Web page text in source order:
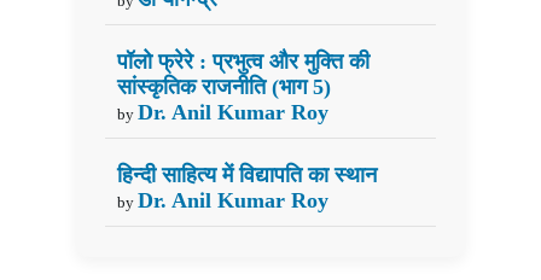
पॉलो फ्रेरे : प्रभुत्व और मुक्ति की
सांस्कृतिक राजनीति (भाग 5)
by Dr. Anil Kumar Roy
हिन्दी साहित्य में विद्यापति का स्थान
by Dr. Anil Kumar Roy